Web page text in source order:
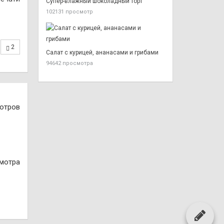
2
102131 просмотр
Салат с курицей, ананасами и грибами
94642 просмотра